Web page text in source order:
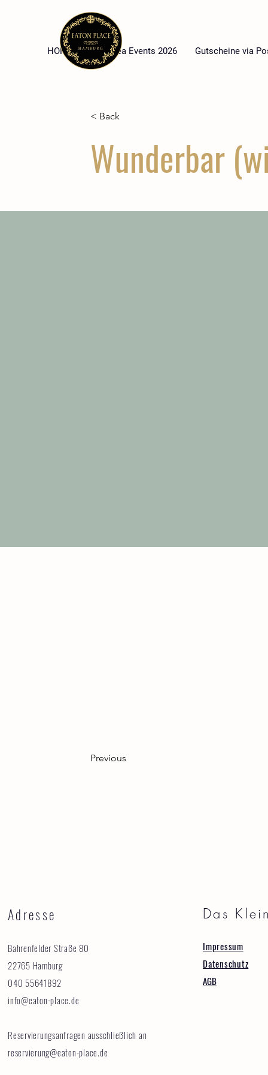
HOME High Tea Events 2026 Gutscheine via
< Back
Wunderbar
Previous
Adresse
Bahrenfelder Straße 80
22765 Hamburg
040 55641892
info@eaton-place.de
Reservierungsanfragen ausschließlich an
reservierung@eaton-place.de
Das
Impressum
Datenschutz
AGB